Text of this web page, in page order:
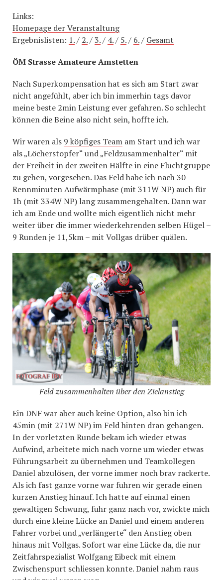
Links:
Homepage der Veranstaltung
Ergebnislisten: 1./ 2./3./ 4./ 5./ 6./ Gesamt
ÖM Strasse Amateure Amstetten
Nach Superkompensation hat es sich am Start zwar
nicht angefühlt, aber ich bin immerhin tags davor
meine beste 2min Leistung ever gefahren. So schlecht
können die Beine also nicht sein, hoffte ich.
Wir waren als 9 köpfiges Team am Start und ich war
als „Löcherstopfer“ und „Feldzusammenhalter“ mit
der Freiheit in der zweiten Hälfte in eine Fluchtgruppe
zu gehen, vorgesehen. Das Feld habe ich nach 30
Rennminuten Aufwärmphase (mit 311W NP) auch für
1h (mit 334W NP) lang zusammengehalten. Dann war
ich am Ende und wollte mich eigentlich nicht mehr
weiter über die immer wiederkehrenden selben Hügel –
9 Runden je 11,5km – mit Vollgas drüber quälen.
Feld zusammenhalten über den Zielanstieg
Ein DNF war aber auch keine Option, also bin ich
45min (mit 271W NP) im Feld hinten dran gehangen.
In der vorletzten Runde bekam ich wieder etwas
Aufwind, arbeitete mich nach vorne um wieder etwas
Führungsarbeit zu übernehmen und Teamkollegen
Daniel abzulösen, der vorne immer noch brav rackerte.
Als ich fast ganze vorne war fuhren wir gerade einen
kurzen Anstieg hinauf. Ich hatte auf einmal einen
gewaltigen Schwung, fuhr ganz nach vor, zwickte mich
durch eine kleine Lücke an Daniel und einem anderen
Fahrer vorbei und „verlängerte“ den Anstieg oben
hinaus mit Vollgas. Sofort war eine Lücke da, die nur
Zeitfahrspezialist Wolfgang Eibeck mit einem
Zwischenspurt schliessen konnte. Daniel nahm raus